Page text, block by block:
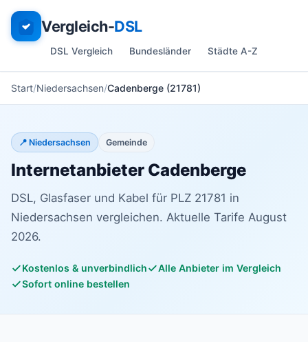
Vergleich-DSL
DSL Vergleich Bundesländer Städte A-Z
Start Niedersachsen Cadenberge (21781)
📍 Niedersachsen Gemeinde
Internetanbieter Cadenberge
DSL, Glasfaser und Kabel für PLZ 21781 in
Niedersachsen vergleichen. Aktuelle Tarife August
2026.
Kostenlos & unverbindlich
Alle Anbieter im Vergleich
Sofort online bestellen